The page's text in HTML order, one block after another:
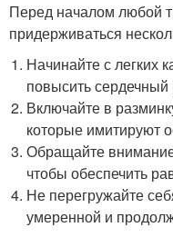
Перед началом любой
придерживаться
Начинайте с легких
повысить сердечный
Включайте в
которые имитируют
Обращайте
чтобы обеспечить
Не перегружайте
умеренной и